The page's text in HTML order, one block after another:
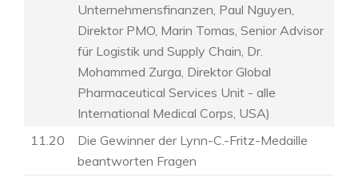
Unternehmensfinanzen, Paul Nguyen,
Direktor PMO, Marin Tomas, Senior Advisor
für Logistik und Supply Chain, Dr.
Mohammed Zurga, Direktor Global
Pharmaceutical Services Unit - alle
International Medical Corps, USA)
11.20
Die Gewinner der Lynn-C.-Fritz-Medaille
beantworten Fragen